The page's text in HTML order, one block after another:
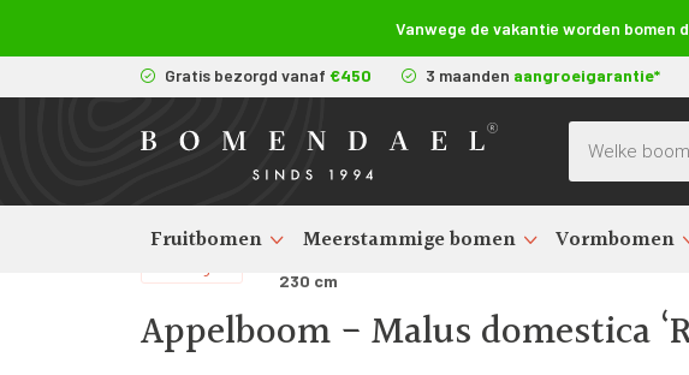
Vanwege de vakantie worden bomen
Producten
Fruitbomen Meerstammige bomen Vormbomen
Gratis bezorgd vanaf €450 3 maanden aangroeigarantie*
Fruitbomen kopen
230 cm
Appelboom - Malus domestica